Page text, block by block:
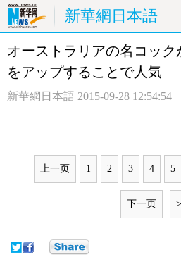
新華網日本語
ホームページ 政治
中日対訳
オーストラリアの名コッ
をアップすることで人気
新華網日本語 2015-09-28 12:54:54
上一页 1 2 3 4 5
下一页